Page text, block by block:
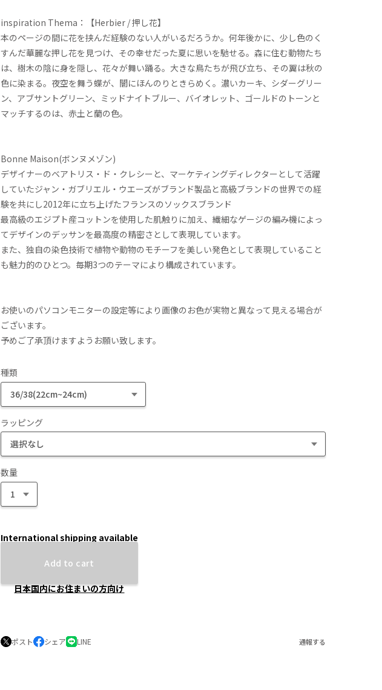
inspiration Thema：【Herbier / 押し花】
本のページの間に花を挟んだ経験のない人がいるだろうか。何年後かに、少し色のく
すんだ華麗な押し花を見つけ、その幸せだった夏に思いを馳せる。森に住む動物たち
は、樹木の陰に身を隠し、花々が舞い踊る。大きな鳥たちが飛び立ち、その翼は秋の
色に染まる。夜空を舞う蝶が、闇にほんのりときらめく。濃いカーキ、シダーグリー
ン、アブサントグリーン、ミッドナイトブルー、バイオレット、ゴールドのトーンと
マッチするのは、赤土と蘭の色。
Bonne Maison(ボンヌメゾン)
デザイナーのベアトリス・ド・クレシーと、マーケティングディレクターとして活躍
していたジャン・ガブリエル・ウエーズがブランド製品と高級ブランドの世界での経
験を共にし2012年に立ち上げたフランスのソックスブランド
最高級のエジプト産コットンを使用した肌触りに加え、繊細なゲージの編み機によっ
てデザインのデッサンを最高度の精密さとして表現しています。
また、独自の染色技術で植物や動物のモチーフを美しい発色として表現していること
も魅力的のひとつ。毎期3つのテーマにより構成されています。
お使いのパソコンモニターの設定等により画像のお色が実物と異なって見える場合が
ございます。
予めご了承頂けますようお願い致します。
種類
ラッピング
数量
International shipping available
Add to cart
日本国内にお住まいの方向け
ポスト シェア LINE 通報する